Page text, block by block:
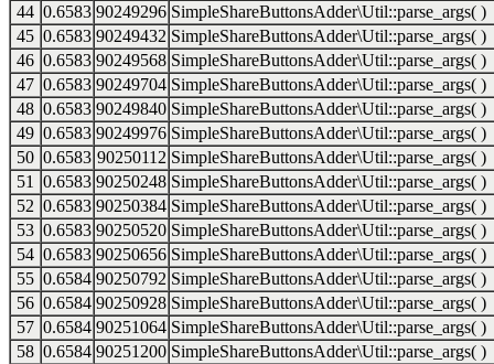
44 0.6583 90249296 SimpleShareButtonsAdder\Util::parse_args( )
45 0.6583 90249432 SimpleShareButtonsAdder\Util::parse_args( )
46 0.6583 90249568 SimpleShareButtonsAdder\Util::parse_args( )
47 0.6583 90249704 SimpleShareButtonsAdder\Util::parse_args( )
48 0.6583 90249840 SimpleShareButtonsAdder\Util::parse_args( )
49 0.6583 90249976 SimpleShareButtonsAdder\Util::parse_args( )
50 0.6583 90250112 SimpleShareButtonsAdder\Util::parse_args( )
51
0.6583 90250248 SimpleShareButtonsAdder\Util::parse_args( )
52 0.6583 90250384 SimpleShareButtonsAdder\Util::parse_args( )
53 0.6583 90250520 SimpleShareButtonsAdder\Util::parse_args( )
54 0.6583 90250656 SimpleShareButtonsAdder\Util::parse_args( )
55 0.6584 90250792 SimpleShareButtonsAdder\Util::parse_args( )
56 0.6584 90250928 SimpleShareButtonsAdder\Util::parse_args( )
57 0.6584 90251064 SimpleShareButtonsAdder\Util::parse_args( )
58 0.6584 90251200 SimpleShareButtonsAdder\Util::parse_args( )